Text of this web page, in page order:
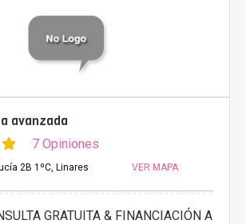
avanzada
7 Opiniones
2B 1ºC, Linares VER MAPA
GRATUITA & FINANCIACIÓN A